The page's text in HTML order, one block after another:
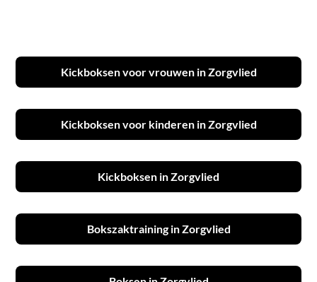
Kickboksen voor vrouwen in Zorgvlied
Kickboksen voor kinderen in Zorgvlied
Kickboksen in Zorgvlied
Bokszaktraining in Zorgvlied